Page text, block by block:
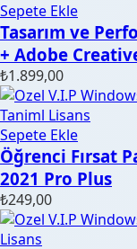
Sepete Ekle
Tasarım ve
+ Adobe
₺1.899,00
Sepete Ekle
Öğrenci Fırsat
2021 Pro Plus
₺249,00